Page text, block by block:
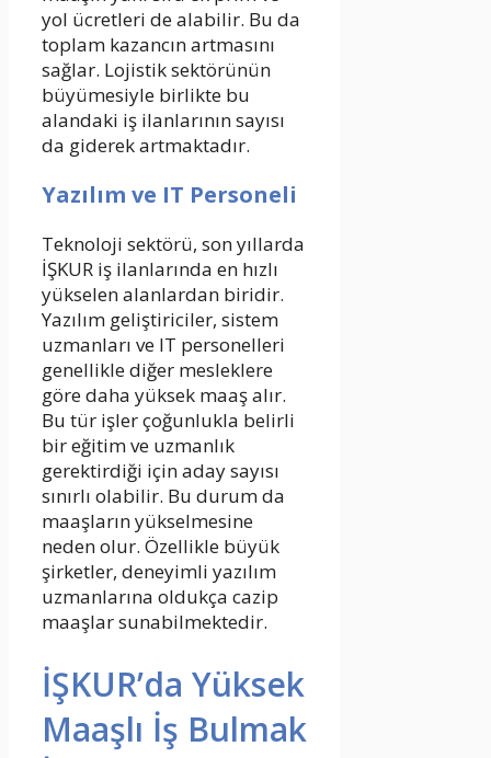
yol ücretleri de alabilir. Bu da
toplam kazancın artmasını
sağlar. Lojistik sektörünün
büyümesiyle birlikte bu
alandaki iş ilanlarının sayısı
da giderek artmaktadır.
Yazılım ve IT Personeli
Teknoloji sektörü, son yıllarda
İŞKUR iş ilanlarında en hızlı
yükselen alanlardan biridir.
Yazılım geliştiriciler, sistem
uzmanları ve IT personelleri
genellikle diğer mesleklere
göre daha yüksek maaş alır.
Bu tür işler çoğunlukla belirli
bir eğitim ve uzmanlık
gerektirdiği için aday sayısı
sınırlı olabilir. Bu durum da
maaşların yükselmesine
neden olur. Özellikle büyük
şirketler, deneyimli yazılım
uzmanlarına oldukça cazip
maaşlar sunabilmektedir.
İŞKUR’da Yüksek
Maaşlı İş Bulmak